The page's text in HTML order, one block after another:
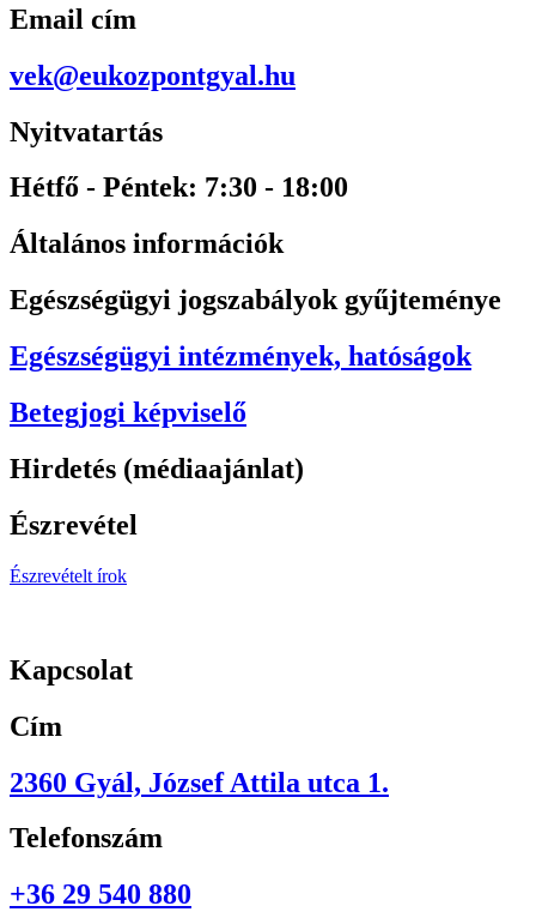
Email cím
vek@eukozpontgyal.hu
Nyitvatartás
Hétfő - Péntek: 7:30 - 18:00
Általános információk
Egészségügyi jogszabályok gyűjteménye
Egészségügyi intézmények, hatóságok
Betegjogi képviselő
Hirdetés (médiaajánlat)
Észrevétel
Észrevételt írok
Kapcsolat
Cím
2360 Gyál, József Attila utca 1.
Telefonszám
+36 29 540 880